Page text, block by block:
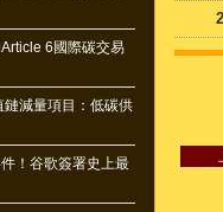
6國際碳交易
鏈減量項目：低碳供
！谷歌簽署史上最